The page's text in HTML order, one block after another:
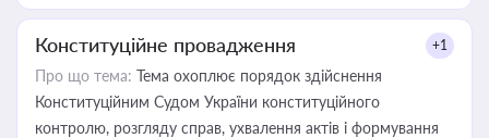
Конституційне провадження +1
Про що тема: Тема охоплює порядок здійснення
Конституційним Судом України конституційного
контролю, розгляду справ, ухвалення актів і формування